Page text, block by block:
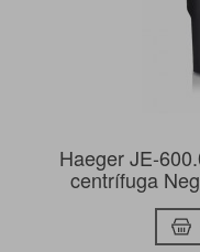
Haeger JE-
centrífuga